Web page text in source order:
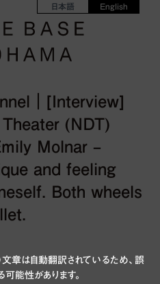
日本語 English
｜[Interview]
(NDT)
Molnar –
and feeling
Both wheels
章は自動翻訳されているため、誤
能性があります。